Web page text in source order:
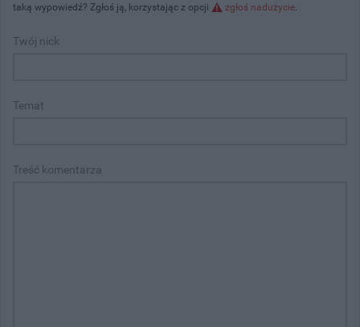
taką wypowiedź? Zgłoś ją, korzystając z opcji
zgłoś nadużycie.
Twój nick
Temat
Treść komentarza